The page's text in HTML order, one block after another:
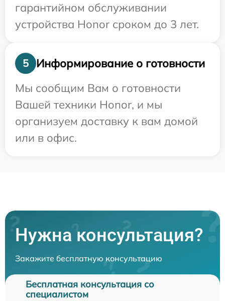
гарантийном обслуживании
устройства Honor сроком до 3 лет.
5
Информирование о готовности
Мы сообщим Вам о готовности
Вашей техники Honor, и мы
организуем доставку к вам домой
или в офис.
Нужна консультация?
Закажите бесплатную консультацию
Бесплатная консультация со
специалистом